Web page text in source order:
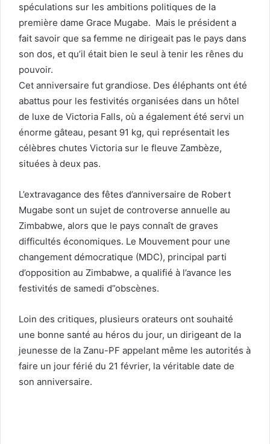
spéculations sur les ambitions politiques de la
première dame Grace Mugabe. Mais le président a
fait savoir que sa femme ne dirigeait pas le pays dans
son dos, et qu’il était bien le seul à tenir les rênes du
pouvoir.
Cet anniversaire fut grandiose. Des éléphants ont été
abattus pour les festivités organisées dans un hôtel
de luxe de Victoria Falls, où a également été servi un
énorme gâteau, pesant 91 kg, qui représentait les
célèbres chutes Victoria sur le fleuve Zambèze,
situées à deux pas.
L’extravagance des fêtes d’anniversaire de Robert
Mugabe sont un sujet de controverse annuelle au
Zimbabwe, alors que le pays connaît de graves
difficultés économiques. Le Mouvement pour une
changement démocratique (MDC), principal parti
d’opposition au Zimbabwe, a qualifié à l’avance les
festivités de samedi d”obscènes.
Loin des critiques, plusieurs orateurs ont souhaité
une bonne santé au héros du jour, un dirigeant de la
jeunesse de la Zanu-PF appelant même les autorités à
faire un jour férié du 21 février, la véritable date de
son anniversaire.